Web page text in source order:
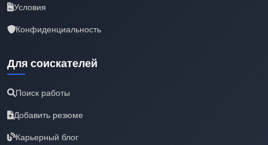
Условия
Конфиденциальность
Для соискателей
Поиск работы
Добавить резюме
Карьерный блог